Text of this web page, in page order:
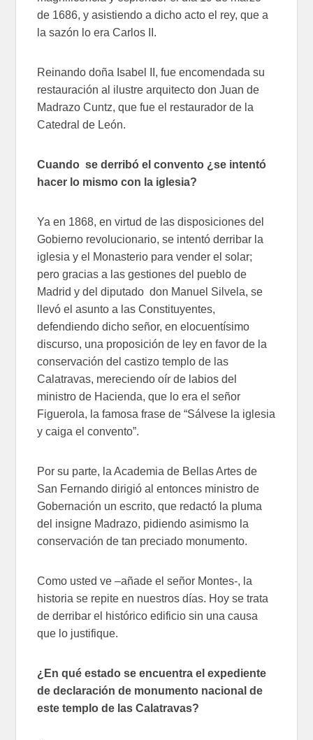
de 1686, y asistiendo a dicho acto el rey, que a
la sazón lo era Carlos II.
Reinando doña Isabel II, fue encomendada su
restauración al ilustre arquitecto don Juan de
Madrazo Cuntz, que fue el restaurador de la
Catedral de León.
Cuando se derribó el convento ¿se intentó
hacer lo mismo con la iglesia?
Ya en 1868, en virtud de las disposiciones del
Gobierno revolucionario, se intentó derribar la
iglesia y el Monasterio para vender el solar;
pero gracias a las gestiones del pueblo de
Madrid y del diputado don Manuel Silvela, se
llevó el asunto a las Constituyentes,
defendiendo dicho señor, en elocuentísimo
discurso, una proposición de ley en favor de la
conservación del castizo templo de las
Calatravas, mereciendo oír de labios del
ministro de Hacienda, que lo era el señor
Figuerola, la famosa frase de “Sálvese la iglesia
y caiga el convento”.
Por su parte, la Academia de Bellas Artes de
San Fernando dirigió al entonces ministro de
Gobernación un escrito, que redactó la pluma
del insigne Madrazo, pidiendo asimismo la
conservación de tan preciado monumento.
Como usted ve –añade el señor Montes-, la
historia se repite en nuestros días. Hoy se trata
de derribar el histórico edificio sin una causa
que lo justifique.
¿En qué estado se encuentra el expediente
de declaración de monumento nacional de
este templo de las Calatravas?